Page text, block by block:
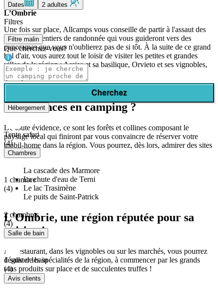
L’Ombrie
Une fois sur place, Allcamps vous conseille de partir à l'assaut des
plus beaux sentiers de randonnée qui vous guideront vers des
panoramas que vous n'oublierez pas de si tôt. À la suite de ce grand
bol d'air, vous aurez tout le loisir de visiter les petites et grandes
villes de la région : Assise et sa basilique, Orvieto et ses vignobles,
Pérouse et son palais...
Quels sont les atouts de l'Ombrie pour
des vacances en camping ?
De toute évidence, ce sont les forêts et collines composant le
paysage local qui finiront par vous convaincre de réserver votre
mobil-home dans la région. Vous pourrez, dès lors, admirer des sites
uniques :
La cascade des Marmore
La chute d'eau de Terni
Le lac Trasimène
Le puits de Saint-Patrick
L'Ombrie, une région réputée pour sa
cuisine !
Au restaurant, dans les vignobles ou sur les marchés, vous pourrez
déguster les spécialités de la région, à commencer par les grands
vins produits sur place et de succulentes truffes !
Dates 2 adultes
Filtres
Filtre malin
Que cherchez-vous?
Cherchez
Hébergement
Tente safari
(4)
Chambres
1 chambre
(4)
2 chambres
(4)
Salle de bain
1 salle de bain
(4)
Avis clients